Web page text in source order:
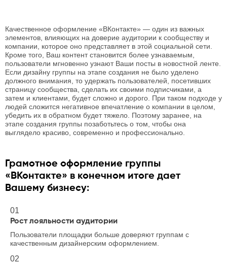
Качественное оформление «ВКонтакте» — один из важных
элементов, влияющих на доверие аудитории к сообществу и
компании, которое оно представляет в этой социальной сети.
Кроме того, Ваш контент становится более узнаваемым,
пользователи мгновенно узнают Ваши посты в новостной ленте.
Если дизайну группы на этапе создания не было уделено
должного внимания, то удержать пользователей, посетивших
страницу сообщества, сделать их своими подписчиками, а
затем и клиентами, будет сложно и дорого. При таком подходе у
людей сложится негативное впечатление о компании в целом,
убедить их в обратном будет тяжело. Поэтому заранее, на
этапе создания группы позаботьтесь о том, чтобы она
выглядело красиво, современно и профессионально.
Грамотное оформление группы
«ВКонтакте» в конечном итоге дает
Вашему бизнесу:
01
Рост лояльности аудитории
Пользователи площадки больше доверяют группам с
качественным дизайнерским оформлением.
02